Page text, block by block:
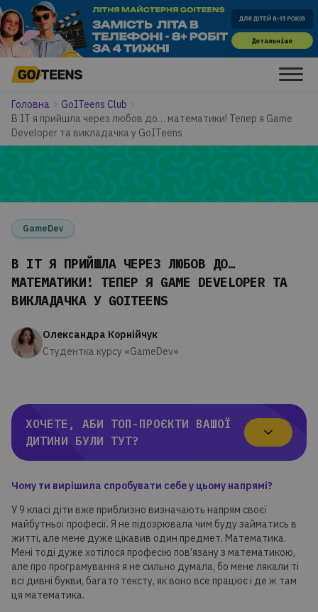
Головна
GoITeens Club
В ІТ я прийшла через любов до… математики! Тепер я Game
Developer та викладачка у GoITeens
GameDev
В ІТ Я ПРИЙШЛА ЧЕРЕЗ ЛЮБОВ ДО…
МАТЕМАТИКИ! ТЕПЕР Я GAME DEVELOPER ТА
ВИКЛАДАЧКА У GOITEENS
Олександра Корнійчук
Студентка курсу «GameDev»
ХОЧЕТЕ, АБИ ТОП-ПРОЄКТИ ВАШОЇ
ДИТИНИ БУЛИ ТУТ?
Чому ти вирішила спробувати себе у цьому напрямі?
У 9 класі діти вже приблизно визначають напрям своєї
майбутньої професії. Я не підозрювала чим буду займатись в
житті, але мене дуже цікавив один предмет. Математика.
Мені тоді дуже хотілося професію пов’язану з математикою,
але про програмування я не сильно думала, бо мене лякали ті
всі дивні букви, багато тексту, як воно все працює і де ж там
ця математика.